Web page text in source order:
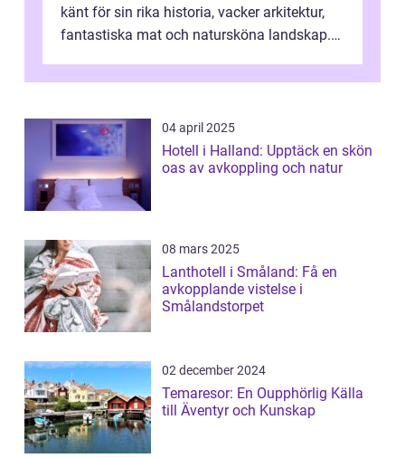
känt för sin rika historia, vacker arkitektur,
fantastiska mat och natursköna landskap.
04 april 2025
Hotell i Halland: Upptäck en skön
oas av avkoppling och natur
08 mars 2025
Lanthotell i Småland: Få en
avkopplande vistelse i
Smålandstorpet
02 december 2024
Temaresor: En Oupphörlig Källa
till Äventyr och Kunskap